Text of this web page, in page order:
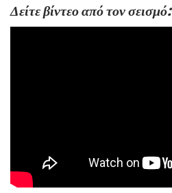
Δείτε βίντεο από τον σεισμό: